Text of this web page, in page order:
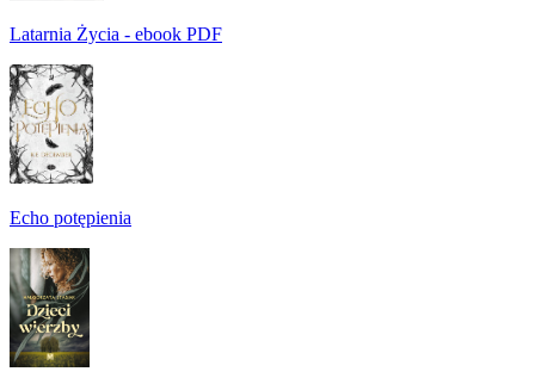
Latarnia Życia - ebook PDF
Echo potępienia